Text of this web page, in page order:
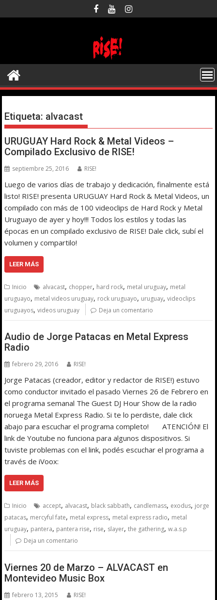
al
Etiqueta: alvacast
URUGUAY Hard Rock & Metal Videos –
Compilado Exclusivo de RISE!
septiembre 25, 2016 RISE!
Luego de varios días de trabajo y dedicación, finalmente está
listo! RISE! presenta URUGUAY Hard Rock & Metal Videos, un
compilado con más de 100 videoclips de Hard Rock y Metal
Uruguayo de ayer y hoy!!! Todos los estilos y todas las
épocas en un compilado exclusivo de RISE! Dale click, subí el
volumen y compartilo!
LEER MÁS
Inicio alvacast, chopper, hard rock, metal uruguay, metal
uruguayo, metal videos uruguay, rock uruguayo, uruguay,videoclips
uruguayos,videos uruguay Deja un comentario
Audio de Jorge Patacas en Metal Express
Radio
febrero 29, 2016 RISE!
Jorge Patacas (creador, editor y redactor de RISE!) estuvo
como conductor invitado el pasado Viernes 26 de Febrero en
el programa semanal The Guest DJ Hour Show de la radio
noruega Metal Express Radio. Si te lo perdiste, dale click
abajo para escuchar el programa completo! ATENCIÓN! El
link de Youtube no funciona para algunos dispositivos. Si
tuviste problemas con el link, podés escuchar el programa a
través de iVoox:
LEER MÁS
Inicio accept, alvacast, black sabbath, candlemass, exodus, jorge
patacas, mercyful fate, metal express, metal express radio, metal
uruguay, pantera, pantera rise, rise, slayer,the gathering,w.a.s.p
Deja un comentario
Viernes 20 de Marzo – ALVACAST en
Montevideo Music Box
febrero 13, 2015 RISE!